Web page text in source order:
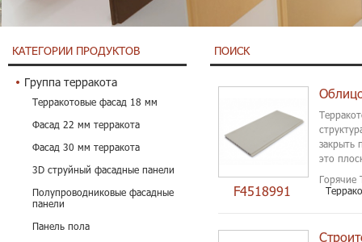
КАТЕГОРИИ ПРОДУКТОВ
Группа терракота
Терракотовые фасад 18 мм
Фасад 22 мм терракота
Фасад 30 мм терракота
3D струйный фасадные панели
Полупроводниковые фасадные
панели
Панель пола
ПОИСК
F4518991
закрыть
это
Горячие